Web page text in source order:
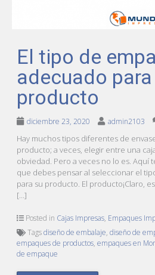
El tipo de
adecuado
producto
diciembre 23, 2020 admin2103
Hay muchos tipos diferentes de
producto; a veces, elegir entre una
obviedad. Pero a veces no lo es. Aquí
que debes pensar al seleccionar el
para su producto. El producto¡Claro,
[…]
Posted in Cajas Impresas, Empaques
Tagsdiseño de embalaje,diseño de
empaques de productos,empaques en
de empaque